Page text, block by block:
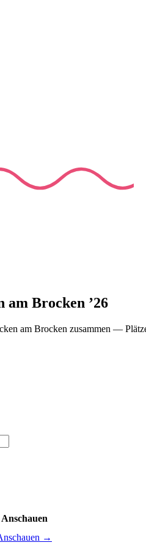
am Brocken ’26
am Brocken zusammen —
Anschauen
→